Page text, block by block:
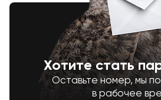
Хотите стать
Оставьте номер, мы
в рабочее